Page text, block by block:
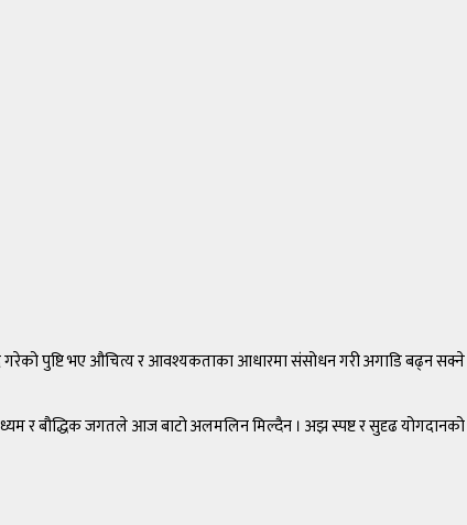
पुष्टि भए औचित्य र आवश्यकताका आधारमा संसोधन गरी अगाडि बढ्न सक्ने
र बौद्धिक जगतले आज बाटो अलमलिन मिल्दैन । अझ स्पष्ट र सुदृढ योगदानको